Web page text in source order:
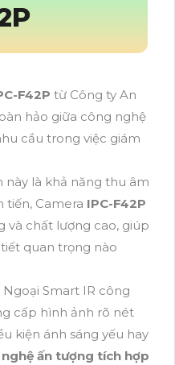
F42P từ Công ty An
hảo giữa công nghệ
cầu trong việc giám
là khả năng thu âm
tiến, Camera IPC-F42P
và chất lượng cao, giúp
quan trọng nào
Smart IR công
cấp hình ảnh rõ nét
kiện ánh sáng yếu hay
ấn tượng tích hợp